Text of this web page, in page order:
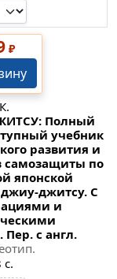
₽
Полный
учебник
развития и
самозащиты по
японской
джитсу. С
и
Пер. с англ.